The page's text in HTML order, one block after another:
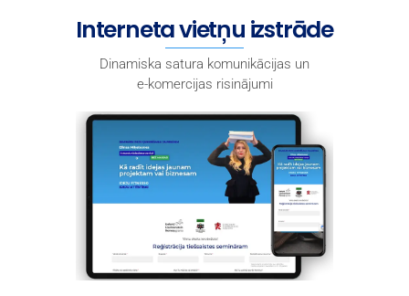
Interneta vietņu izstrāde
Dinamiska satura komunikācijas un
e-komercijas risinājumi